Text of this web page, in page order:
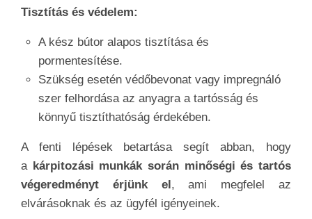
Tisztítás és védelem:
A kész bútor alapos tisztítása és
pormentesítése.
Szükség esetén védőbevonat vagy impregnáló
szer felhordása az anyagra a tartósság és
könnyű tisztíthatóság érdekében.
A fenti lépések betartása segít abban, hogy
a kárpitozási munkák során minőségi és tartós
végeredményt érjünk el, ami megfelel az
elvárásoknak és az ügyfél igényeinek.